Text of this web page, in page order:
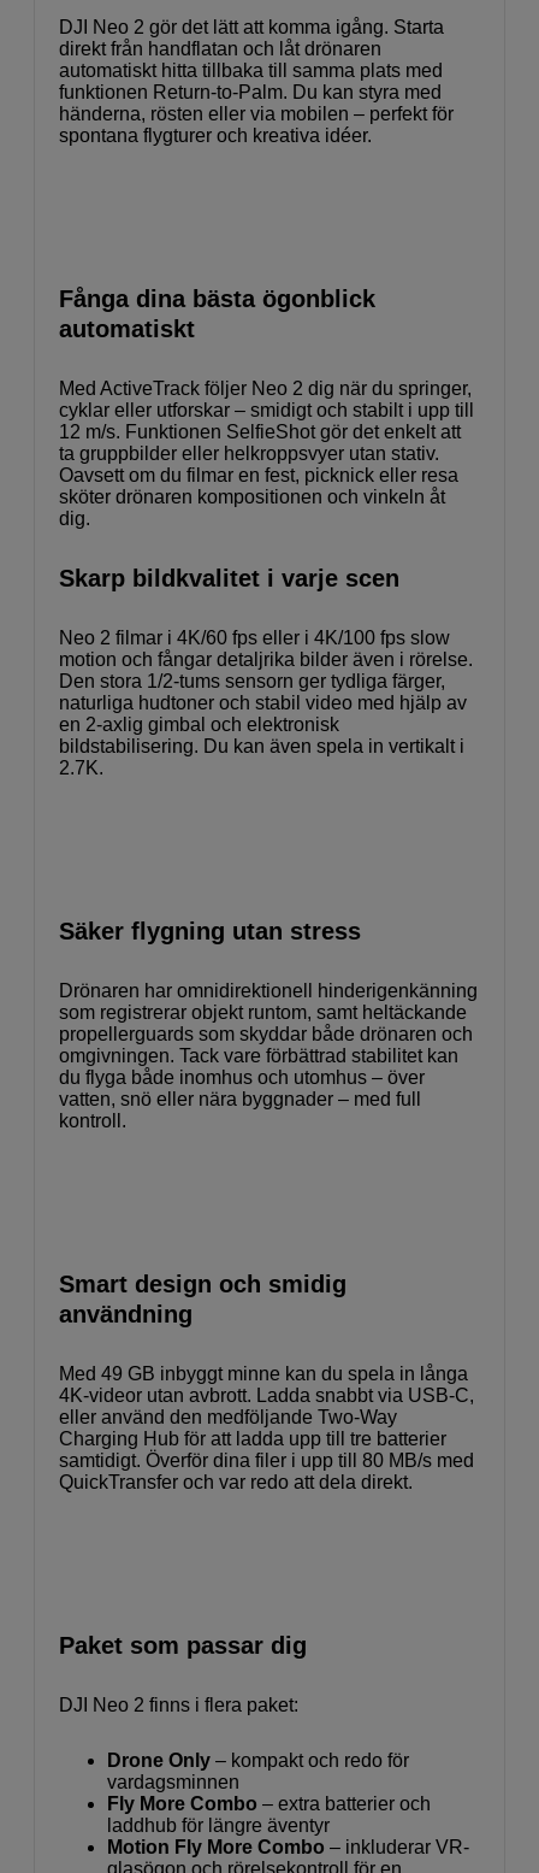
DJI Neo 2 gör det lätt att komma igång. Starta
direkt från handflatan och låt drönaren
automatiskt hitta tillbaka till samma plats med
funktionen Return-to-Palm. Du kan styra med
händerna, rösten eller via mobilen – perfekt för
spontana flygturer och kreativa idéer.
Fånga dina bästa ögonblick
automatiskt
Med ActiveTrack följer Neo 2 dig när du springer,
cyklar eller utforskar – smidigt och stabilt i upp till
12 m/s. Funktionen SelfieShot gör det enkelt att
ta gruppbilder eller helkroppsvyer utan stativ.
Oavsett om du filmar en fest, picknick eller resa
sköter drönaren kompositionen och vinkeln åt
dig.
Skarp bildkvalitet i varje scen
Neo 2 filmar i 4K/60 fps eller i 4K/100 fps slow
motion och fångar detaljrika bilder även i rörelse.
Den stora 1/2-tums sensorn ger tydliga färger,
naturliga hudtoner och stabil video med hjälp av
en 2-axlig gimbal och elektronisk
bildstabilisering. Du kan även spela in vertikalt i
2.7K.
Säker flygning utan stress
Drönaren har omnidirektionell hinderigenkänning
som registrerar objekt runtom, samt heltäckande
propellerguards som skyddar både drönaren och
omgivningen. Tack vare förbättrad stabilitet kan
du flyga både inomhus och utomhus – över
vatten, snö eller nära byggnader – med full
kontroll.
Smart design och smidig
användning
Med 49 GB inbyggt minne kan du spela in långa
4K-videor utan avbrott. Ladda snabbt via USB-C,
eller använd den medföljande Two-Way
Charging Hub för att ladda upp till tre batterier
samtidigt. Överför dina filer i upp till 80 MB/s med
QuickTransfer och var redo att dela direkt.
Paket som passar dig
DJI Neo 2 finns i flera paket:
Drone Only – kompakt och redo för
vardagsminnen
Fly More Combo – extra batterier och
laddhub för längre äventyr
Motion Fly More Combo – inkluderar VR-
glasögon och rörelsekontroll för en